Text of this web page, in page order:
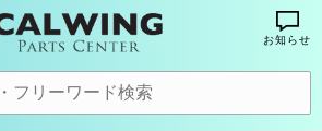
お知らせ